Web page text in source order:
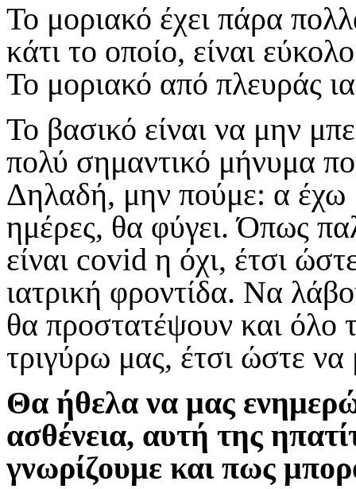
Το μοριακό έχει πάρα
κάτι το οποίο, είναι
Το μοριακό από πλευράς
Το βασικό είναι να μην
πολύ σημαντικό μήνυμα
Δηλαδή, μην πούμε: α έχω
ημέρες, θα φύγει. Όπως
είναι covid η όχι, έτσι
ιατρική φροντίδα. Να
θα προστατέψουν και όλο
τριγύρω μας, έτσι ώστε
Θα ήθελα να μας
ασθένεια, αυτή της
γνωρίζουμε και πως